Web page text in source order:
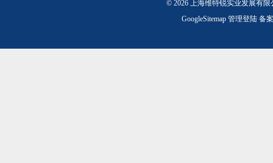
© 2026 上海维特锐实业发展有
GoogleSitemap 管理登陆 备